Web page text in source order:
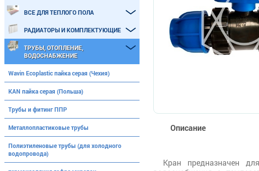
Описание
Кран предназначен
ВСЕ ДЛЯ ТЕПЛОГО ПОЛА
РАДИАТОРЫ И КОМПЛЕКТУЮЩИЕ
ТРУБЫ, ОТОПЛЕНИЕ,
ВОДОСНАБЖЕНИЕ
Wavin Ecoplastic пайка серая (Чехия)
KAN пайка серая (Польша)
Трубы и фитинг ППР
Металлопластиковые трубы
Полиэтиленовые трубы (для холодного
водопровода)